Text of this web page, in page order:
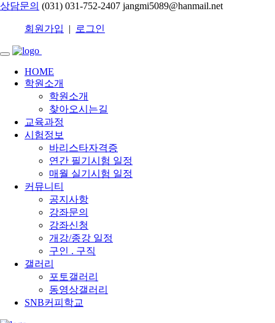
상담문의 (031) 031-752-2407 jangmi5089@hanmail.net
회원가입 | 로그인
HOME
학원소개
학원소개
찾아오시는길
교육과정
시험정보
바리스타자격증
연간 필기시험 일정
매월 실기시험 일정
커뮤니티
공지사항
강좌문의
강좌신청
개강/종강 일정
구인 . 구직
갤러리
포토갤러리
동영상갤러리
SNB커피학교